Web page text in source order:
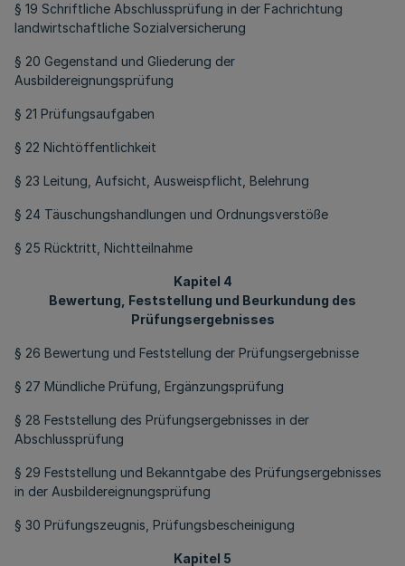
§ 19 Schriftliche Abschlussprüfung in der Fachrichtung
landwirtschaftliche Sozialversicherung
§ 20 Gegenstand und Gliederung der
Ausbildereignungsprüfung
§ 21 Prüfungsaufgaben
§ 22 Nichtöffentlichkeit
§ 23 Leitung, Aufsicht, Ausweispflicht, Belehrung
§ 24 Täuschungshandlungen und Ordnungsverstöße
§ 25 Rücktritt, Nichtteilnahme
Kapitel 4
Bewertung, Feststellung und Beurkundung des
Prüfungsergebnisses
§ 26 Bewertung und Feststellung der Prüfungsergebnisse
§ 27 Mündliche Prüfung, Ergänzungsprüfung
§ 28 Feststellung des Prüfungsergebnisses in der
Abschlussprüfung
§ 29 Feststellung und Bekanntgabe des Prüfungsergebnisses
in der Ausbildereignungsprüfung
§ 30 Prüfungszeugnis, Prüfungsbescheinigung
Kapitel 5